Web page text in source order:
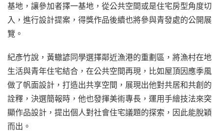
基地，讓參加者擇一基地，從公共空間或是住宅房型角度切
入，進行設計提案，得獎作品後續也將參與青發處的公開展
覽。
紀彥竹說，黃轍諺同學選擇鄰近漁港的重劃區，將漁村在地
生活與青年住宅結合，在公共空間再現，比如屋頂因應季風
做了帆面設計，打造出共享空間，展現出他對共居和共創的
詮釋，決選簡報時，他也發揮美術專長，運用手繪技法來突
顯作品設計，提出個人對社會住宅議題的探索，因此能脫穎
而出。